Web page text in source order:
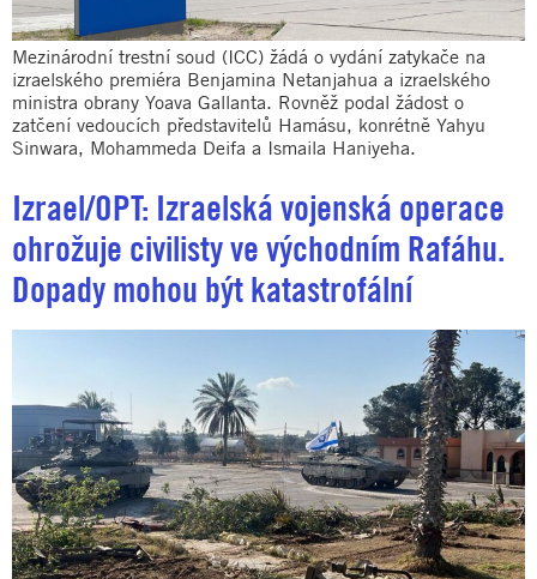
Mezinárodní trestní soud (ICC) žádá o vydání zatykače na
izraelského premiéra Benjamina Netanjahua a izraelského
ministra obrany Yoava Gallanta. Rovněž podal žádost o
zatčení vedoucích představitelů Hamásu, konrétně Yahyu
Sinwara, Mohammeda Deifa a Ismaila Haniyeha.
Izrael/OPT: Izraelská vojenská operace
ohrožuje civilisty ve východním Rafáhu.
Dopady mohou být katastrofální